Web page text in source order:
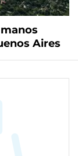
Aires